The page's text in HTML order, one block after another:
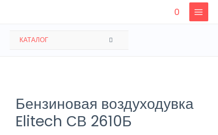
0
MAIN
КАТАЛОГ ПЕРЕКЛЮЧАТЕЛЬ
Бензиновая воздуходувка
Elitech СВ 2610Б